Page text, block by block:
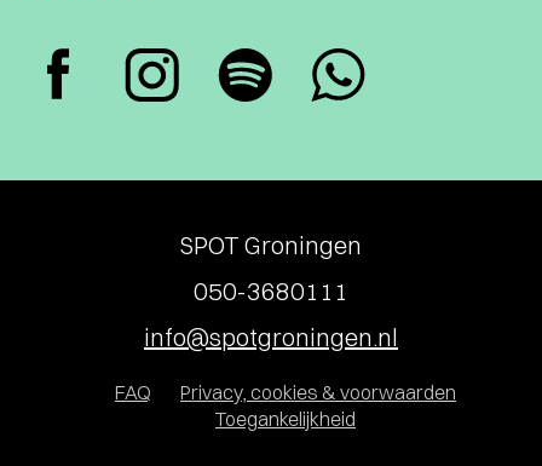
SPOT Groningen
050-3680111
info@spotgroningen.nl
FAQ
Privacy, cookies & voorwaarden
Toegankelijkheid